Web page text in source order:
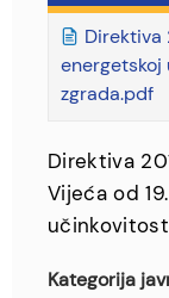
Direktiva
energetskoj
zgrada.pdf
Direktiva
Vijeća od
Kategorija